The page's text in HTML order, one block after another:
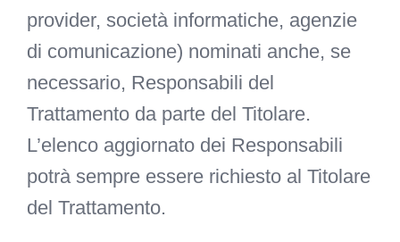
provider, società informatiche, agenzie
di comunicazione) nominati anche, se
necessario, Responsabili del
Trattamento da parte del Titolare.
L’elenco aggiornato dei Responsabili
potrà sempre essere richiesto al Titolare
del Trattamento.